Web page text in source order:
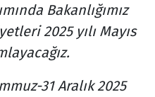
Bakanlığımız
2025 yılı Mayıs
31 Aralık 2025